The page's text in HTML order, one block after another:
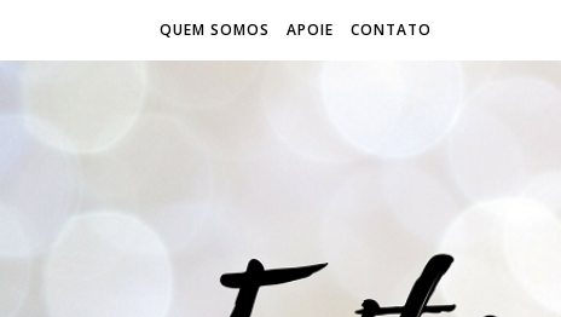
QUEM SOMOS APOIE CONTATO